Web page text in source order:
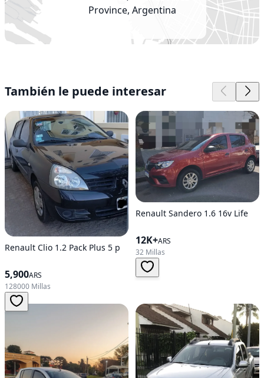
Province, Argentina
También le puede interesar
Renault Clio 1.2 Pack Plus 5 p
5,900ARS
128000 Millas
Renault Sandero 1.6 16v Life
12K+ARS
32 Millas